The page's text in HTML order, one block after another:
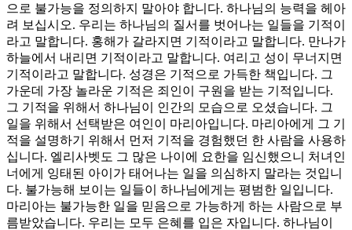
으로 불가능을 정의하지 말아야 합니다. 하나님의 능력을 헤아
려 보십시오. 우리는 하나님의 질서를 벗어나는 일들을 기적이
라고 말합니다. 홍해가 갈라지면 기적이라고 말합니다. 만나가
하늘에서 내리면 기적이라고 말합니다. 여리고 성이 무너지면
기적이라고 말합니다. 성경은 기적으로 가득한 책입니다. 그
가운데 가장 놀라운 기적은 죄인이 구원을 받는 기적입니다.
그 기적을 위해서 하나님이 인간의 모습으로 오셨습니다. 그
일을 위해서 선택받은 여인이 마리아입니다. 마리아에게 그 기
적을 설명하기 위해서 먼저 기적을 경험했던 한 사람을 사용하
십니다. 엘리사벳도 그 많은 나이에 요한을 임신했으니 처녀인
너에게 잉태된 아이가 태어나는 일을 의심하지 말라는 것입니
다. 불가능해 보이는 일들이 하나님에게는 평범한 일입니다.
마리아는 불가능한 일을 믿음으로 가능하게 하는 사람으로 부
름받았습니다. 우리는 모두 은혜를 입은 자입니다. 하나님이